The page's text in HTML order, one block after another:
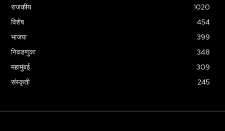
राजकीय
1020
विशेष
454
भाजपा
399
निवडणुका
348
महामुंबई
309
संस्कृती
245